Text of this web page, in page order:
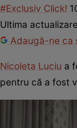
#Exclusiv Click!
Ultima
Adaugă-ne ca
Nicoleta Luciu a
pentru că a fost